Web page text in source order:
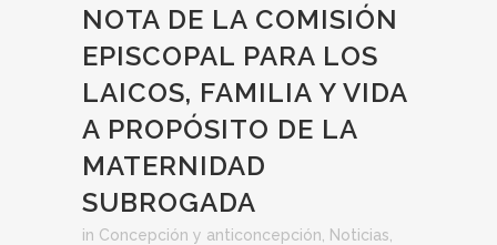
NOTA DE LA COMISIÓN
EPISCOPAL PARA LOS
LAICOS, FAMILIA Y VIDA
A PROPÓSITO DE LA
MATERNIDAD
SUBROGADA
in Concepción y anticoncepción Noticias